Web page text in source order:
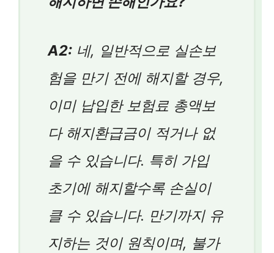
A2: 네, 일반적으로 실손보
험을 만기 전에 해지할 경우,
이미 납입한 보험료 총액보
다 해지환급금이 적거나 없
을 수 있습니다. 특히 가입
초기에 해지할수록 손실이
클 수 있습니다. 만기까지 유
지하는 것이 원칙이며, 불가